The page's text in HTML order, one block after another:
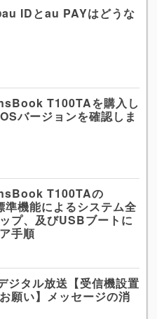
IDとau PAYはどうな
T100TAを購入し
バージョンを確認しま
T100TAの
機能によるシステム全
プ、及びUSBブートに
手順
ジタル放送【受信機設置
願い】メッセージの消